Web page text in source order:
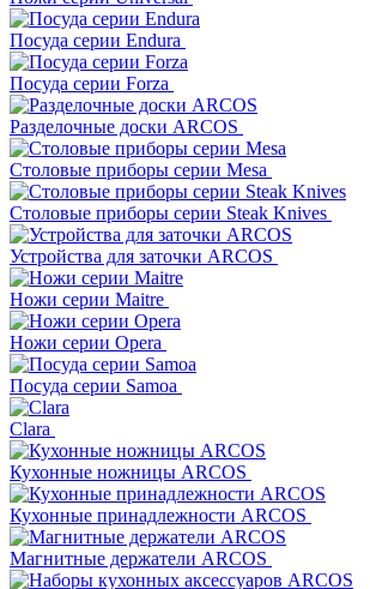
Посуда серии Endura
Посуда серии Forza
Разделочные доски ARCOS
Столовые приборы серии Mesa
Столовые приборы серии Steak Knives
Устройства для заточки ARCOS
Ножи серии Maitre
Ножи серии Opera
Посуда серии Samoa
Clara
Кухонные ножницы ARCOS
Кухонные принадлежности ARCOS
Магнитные держатели ARCOS